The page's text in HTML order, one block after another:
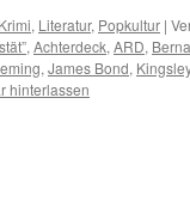
Krimi, Literatur, Popkultur |
, Achterdeck, ARD,
, James Bond,
hinterlassen